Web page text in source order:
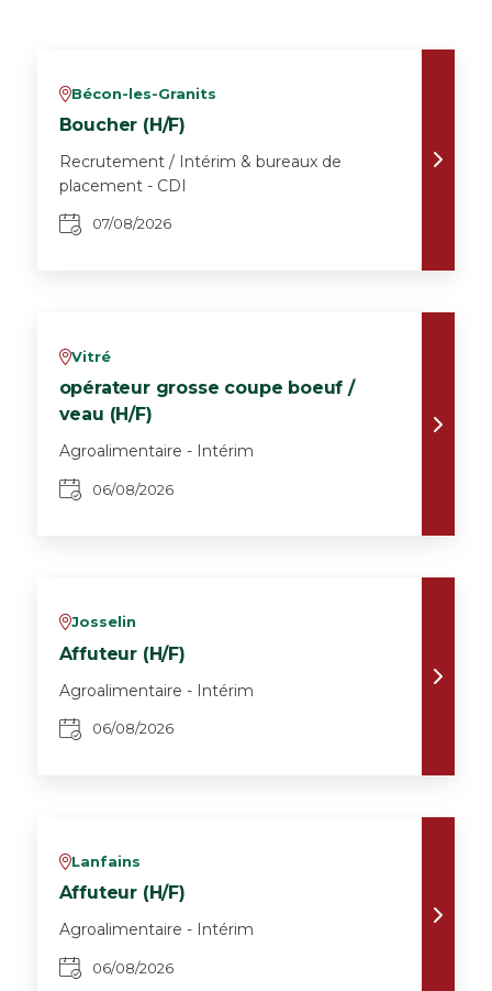
vBécon-les-Granits
Boucher (H/F)
Recrutement / Intérim & bureaux de
placement - CDI
07/08/2026
vVitré
opérateur grosse coupe boeuf /
veau (H/F)
Agroalimentaire - Intérim
06/08/2026
vJosselin
Affuteur (H/F)
Agroalimentaire - Intérim
06/08/2026
vLanfains
Affuteur (H/F)
Agroalimentaire - Intérim
06/08/2026